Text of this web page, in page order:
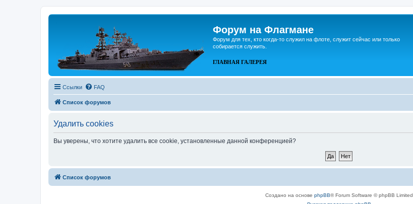
Форум на Флагмане
Форум для тех, кто когда-то служил на флоте, служит сейчас или только
собирается служить.
ГЛАВНАЯ ГАЛЕРЕЯ
Ссылки FAQ
Список форумов
Удалить cookies
Вы уверены, что хотите удалить все cookie, установленные данной конференцией?
Список форумов
Создано на основе phpBB® Forum Software © phpBB Limited